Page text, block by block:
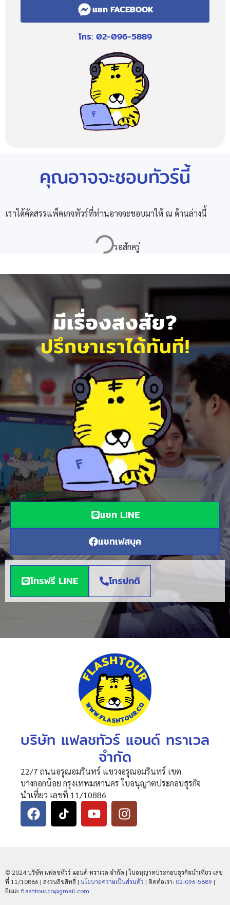
แชท FACEBOOK
โทร: 02-096-5889
คุณอาจจะชอบทัวร์นี้
เราได้คัดสรรแพ็คเกจทัวร์ที่ท่านอาจจะชอบมาให้ ณ ด้านล่างนี้
มีเรื่องสงสัย?
ปรึกษาเราได้ทันที!
แชท LINE
แชทเฟสบุค
โทรฟรี LINE โทรปกติ
บริษัท แฟลชทัวร์ แอนด์ ทราเวล
จำกัด
22/7 ถนนอรุณอมรินทร์ แขวงอรุณอมรินทร์ เขต
บางกอกน้อย กรุงเทพมหานคร ใบอนุญาตประกอบธุรกิจ
นำเที่ยว เลขที่ 11/10886
© 2024 บริษัท แฟลชทัวร์ แอนด์ ทราเวล จำกัด | ใบอนุญาตประกอบธุรกิจนำเที่ยว เลข
ที่ 11/10886 | สงวนลิขสิทธิ์ | นโยบายความเป็นส่วนตัว | ติดต่อเรา: 02-096-5889 |
อีเมล: flashtour.co@gmail.com